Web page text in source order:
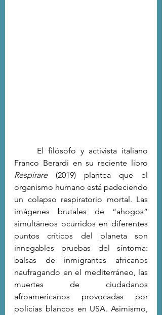
Respirare (2019) plantea que el
organismo humano está padeciendo
un colapso respiratorio mortal. Las
imágenes brutales de “ahogos”
simultáneos ocurridos en diferentes
puntos críticos del planeta son
innegables pruebas del síntoma:
balsas de inmigrantes africanos
naufragando en el mediterráneo, las
muertes de ciudadanos
afroamericanos provocadas por
policías blancos en USA. Asimismo,